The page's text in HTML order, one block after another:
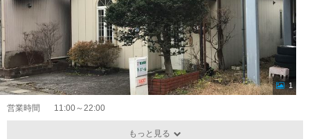
1
営業時間 11:00～22:00
もっと見る